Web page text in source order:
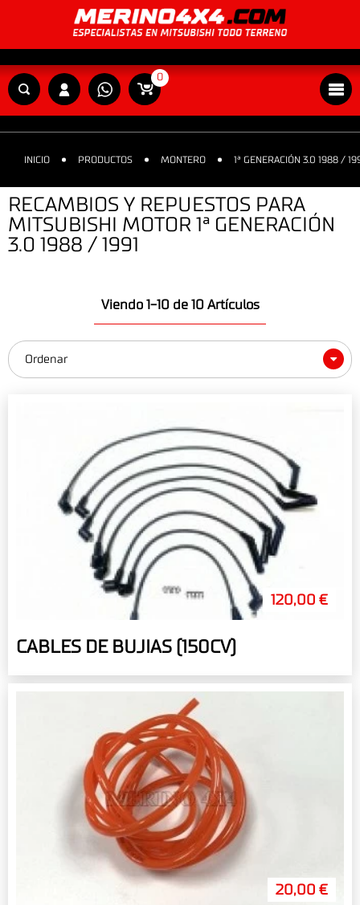
0
INICIO PRODUCTOS MONTERO 1ª GENERACIÓN 3.0 1988 /
RECAMBIOS Y REPUESTOS PARA
MITSUBISHI MOTOR 1ª GENERACIÓN
3.0 1988 / 1991
Viendo 1-10 de 10 Artículos
Ordenar
120,00 €
CABLES DE BUJIAS (150CV)
20,00 €